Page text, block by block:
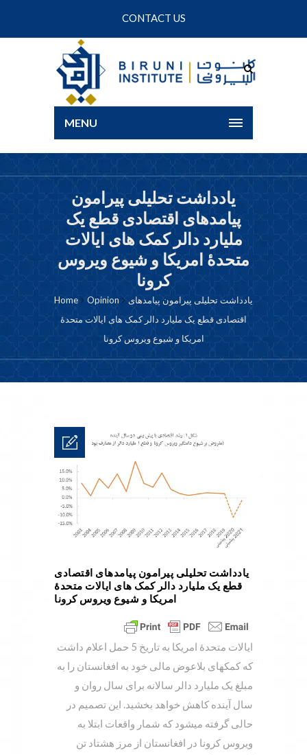
CONTACT US
MENU
یادداشت تحلیلی پیرامون
پیامدهای اقتصادی قطع یک
ملیارد دالر کمک های ایالات
متحدۀ امریکا و شیوع ویروس
کرونا
Home Opinion
یادداشت تحلیلی پیرامون پیامدهای
اقتصادی قطع یک ملیارد دالر کمک های ایالات متحدۀ
امریکا و شیوع ویروس کرونا
یادداشت تحلیلی پیرامون پیامدهای اقتصادی
قطع یک ملیارد دالر کمک های ایالات متحدۀ
امریکا و شیوع ویروس کرونا
ایالات متحدۀ امریکا به تاریخ 5 حمل اعلام داشت
که کمکهای بلاعوض مالی خود به افغانستان را به
مبلغ یک ملیارد دالر سالانه برای سال روان و
سال آینده کاهش خواهد بخشید. این تصمیم در
حالی گرفته میشود که شمار واقعات ابتلا به
ویروس کرونا در افغانستان از مرز هشتاد تن